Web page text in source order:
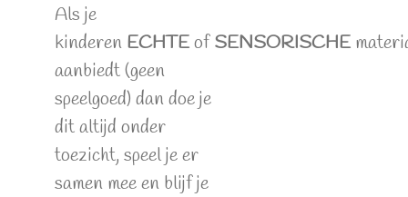
Als je
kinderen ECHTEofSENSORISCHE
aanbiedt (geen
speelgoed) dan doe je
dit altijd onder
toezicht, speel je er
samen mee en blijf je